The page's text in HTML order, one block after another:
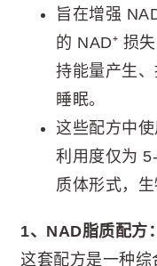
旨在增强
的 NAD⁺ 损
持能量产生
睡眠。
这些配方中
利用度仅为
质体形式，
1、NAD脂质配方：
这套配方是一种